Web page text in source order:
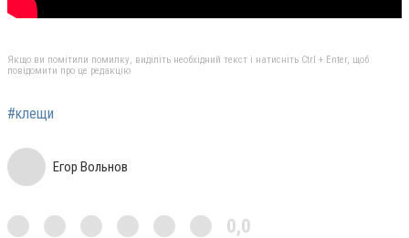
Якщо ви помітили помилку, виділіть необхідний текст і натисніть Ctrl + Enter, щоб
повідомити про це редакцію
#клещи
Егор Вольнов
0,0